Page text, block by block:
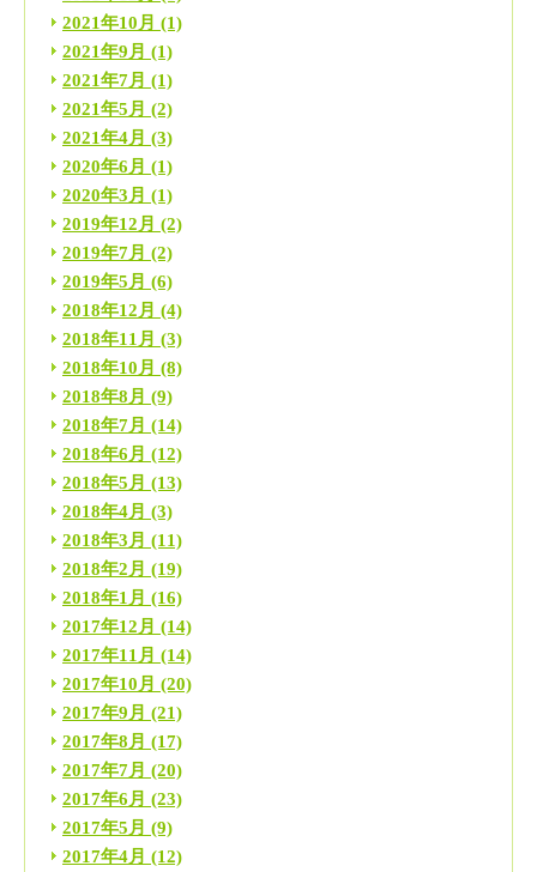
2021年10月 (1)
2021年9月 (1)
2021年7月 (1)
2021年5月 (2)
2021年4月 (3)
2020年6月 (1)
2020年3月 (1)
2019年12月 (2)
2019年7月 (2)
2019年5月 (6)
2018年12月 (4)
2018年11月 (3)
2018年10月 (8)
2018年8月 (9)
2018年7月 (14)
2018年6月 (12)
2018年5月 (13)
2018年4月 (3)
2018年3月 (11)
2018年2月 (19)
2018年1月 (16)
2017年12月 (14)
2017年11月 (14)
2017年10月 (20)
2017年9月 (21)
2017年8月 (17)
2017年7月 (20)
2017年6月 (23)
2017年5月 (9)
2017年4月 (12)